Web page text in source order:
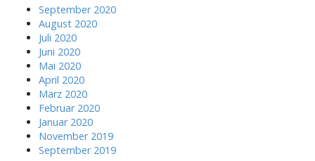
September 2020
August 2020
Juli 2020
Juni 2020
Mai 2020
April 2020
März 2020
Februar 2020
Januar 2020
November 2019
September 2019